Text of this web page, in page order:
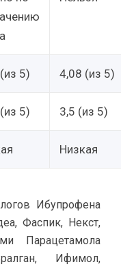
5) 4,08 (из 5)
5) 3,5 (из 5)
Низкая
Ибупрофена
Фаспик, Некст,
Парацетамола
Ифимол,